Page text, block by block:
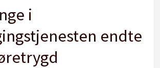
i
endte